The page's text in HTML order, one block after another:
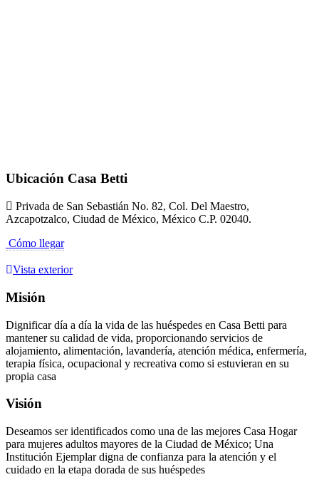
Ubicación Casa Betti
Privada de San Sebastián No. 82, Col. Del Maestro,
Azcapotzalco, Ciudad de México, México C.P. 02040.
Cómo llegar
Vista exterior
Misión
Dignificar día a día la vida de las huéspedes en Casa Betti para
mantener su calidad de vida, proporcionando servicios de
alojamiento, alimentación, lavandería, atención médica, enfermería,
terapia física, ocupacional y recreativa como si estuvieran en su
propia casa
Visión
Deseamos ser identificados como una de las mejores Casa Hogar
para mujeres adultos mayores de la Ciudad de México; Una
Institución Ejemplar digna de confianza para la atención y el
cuidado en la etapa dorada de sus huéspedes